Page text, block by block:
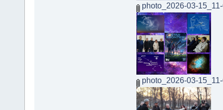
photo_2026-03-
photo_2026-03-